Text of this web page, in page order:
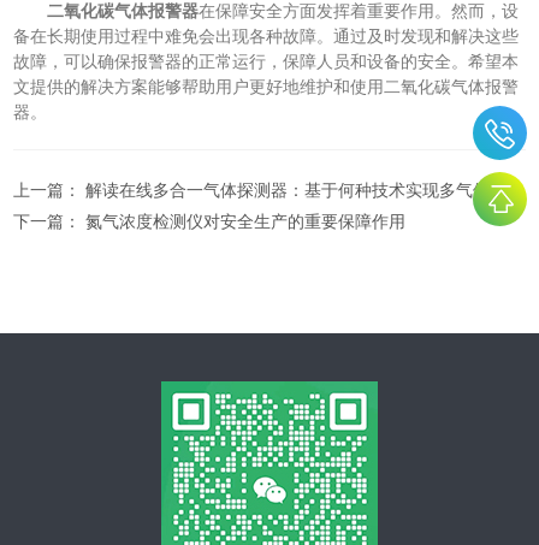
二氧化碳气体报警器在保障安全方面发挥着重要作用。然而，设
备在长期使用过程中难免会出现各种故障。通过及时发现和解决这些
故障，可以确保报警器的正常运行，保障人员和设备的安全。希望本
文提供的解决方案能够帮助用户更好地维护和使用二氧化碳气体报警
器。
上一篇：解读在线多合一气体探测器：基于何种技术实现多气体监测？
下一篇：氮气浓度检测仪对安全生产的重要保障作用